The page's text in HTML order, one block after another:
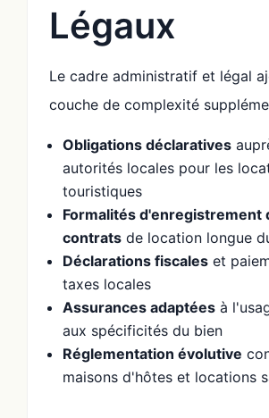
Légaux
Le cadre administratif et légal
couche de complexité
Obligations déclaratives
autorités locales pour les
touristiques
Formalités d'enregistrement
contrats de location longue
Déclarations fiscales et
taxes locales
Assurances adaptées à
aux spécificités du bien
Réglementation évolutive
maisons d'hôtes et locations